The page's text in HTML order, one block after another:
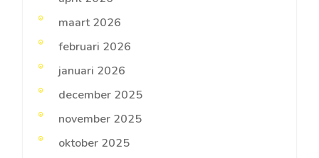
maart 2026
februari 2026
januari 2026
december 2025
november 2025
oktober 2025